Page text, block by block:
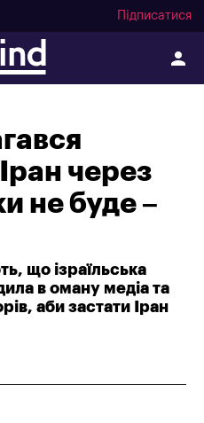
Підписатися
через
не буде –
що ізраїльська
в оману медіа та
аби застати Іран